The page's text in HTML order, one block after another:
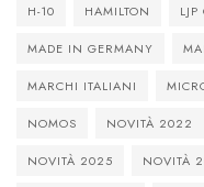
H-10 HAMILTON
MADE IN GERMANY
MARCHI ITALIANI
NOMOS NOVITÀ 2022
NOVITÀ 2025 NOVITÀ